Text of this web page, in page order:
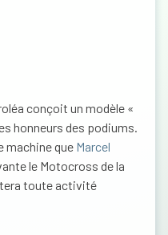
conçoit un modèle «
honneurs des podiums.
machine que Marcel
le Motocross de la
toute activité